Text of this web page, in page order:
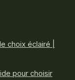
choix éclairé |
pour choisir